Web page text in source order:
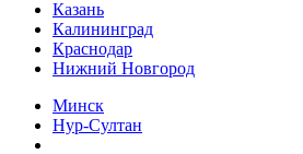
Казань
Калининград
Краснодар
Нижний Новгород
Минск
Нур-Султан